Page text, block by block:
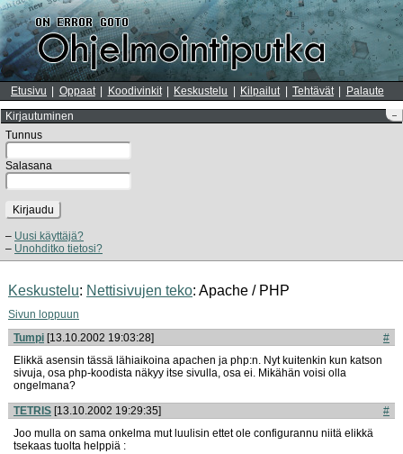
Etusivu Oppaat Koodivinkit Keskustelu Kilpailut Tehtävät Palaute
–
Kirjautuminen
Tunnus
Salasana
Kirjaudu
Uusi käyttäjä?
Unohditko tietosi?
Keskustelu: Nettisivujen teko: Apache / PHP
Sivun loppuun
Tumpi [13.10.2002 19:03:28]
#
Elikkä asensin tässä lähiaikoina apachen ja php:n. Nyt kuitenkin kun katson
sivuja, osa php-koodista näkyy itse sivulla, osa ei. Mikähän voisi olla
ongelmana?
TETRIS [13.10.2002 19:29:35]
#
Joo mulla on sama onkelma mut luulisin ettet ole configurannu niitä elikkä
tsekaas tuolta helppiä :